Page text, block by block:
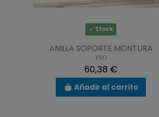
Stock
ANILLA SOPORTE MONTURA
YSO
60,38 €
Añadir al carrito